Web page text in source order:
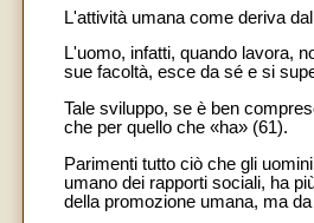
L'attività umana come deriva
L'uomo, infatti, quando lavora,
sue facoltà, esce da sé e si
Tale sviluppo, se è ben
che per quello che «ha» (61).
Parimenti tutto ciò che gli
umano dei rapporti sociali, ha
della promozione umana, ma